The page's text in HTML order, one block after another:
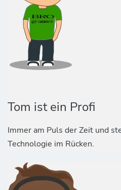
Tom ist ein Profi
Immer am Puls der Zeit und
Technologie im Rücken.